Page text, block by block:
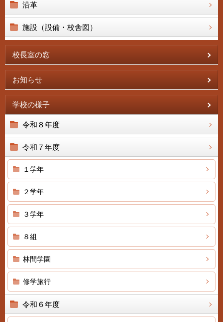
沿革
施設（設備・校舎図）
校長室の窓
お知らせ
学校の様子
令和８年度
令和７年度
１学年
２学年
３学年
８組
林間学園
修学旅行
令和６年度